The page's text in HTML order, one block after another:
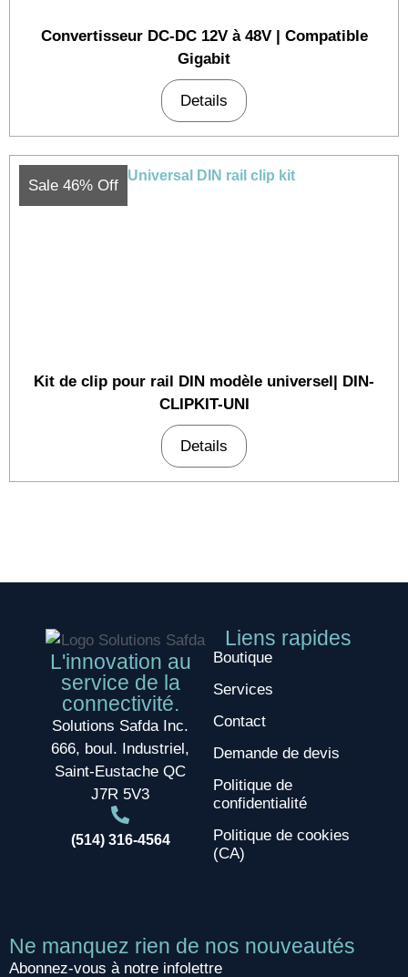
Convertisseur DC-DC 12V à 48V | Compatible
Gigabit
Details
Sale 46% Off
Kit de clip pour rail DIN modèle universel| DIN-
CLIPKIT-UNI
Details
L'innovation au
service de la
connectivité.
Solutions Safda Inc.
666, boul. Industriel,
Saint-Eustache QC
J7R 5V3
(514) 316-4564
Liens rapides
Boutique
Services
Contact
Demande de devis
Politique de
confidentialité
Politique de cookies
(CA)
Ne manquez rien de nos nouveautés
Abonnez-vous à notre infolettre